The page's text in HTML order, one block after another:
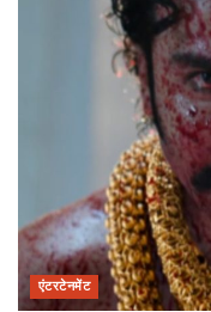
एंटरटेनमेंट